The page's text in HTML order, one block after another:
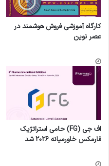
کارگاه آموزشی فروش هوشمند در
عصر نوین
اف جی (FG) حامی استراتژیک
فارمکس خاورمیانه ۲۰۲۶ شد